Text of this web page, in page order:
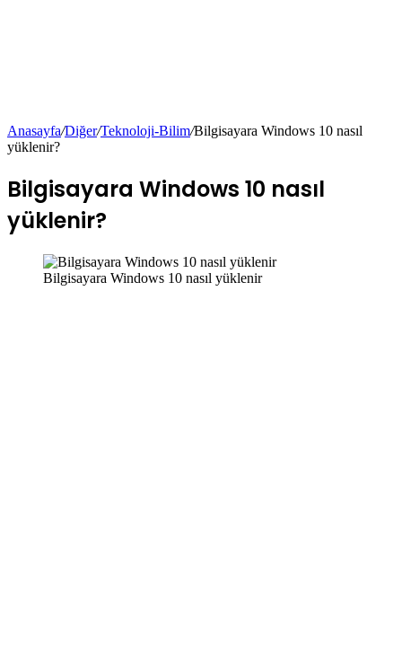
Anasayfa/Diğer/Teknoloji-Bilim/Bilgisayara Windows 10 nasıl
yüklenir?
Bilgisayara Windows 10 nasıl
yüklenir?
Bilgisayara Windows 10 nasıl yüklenir